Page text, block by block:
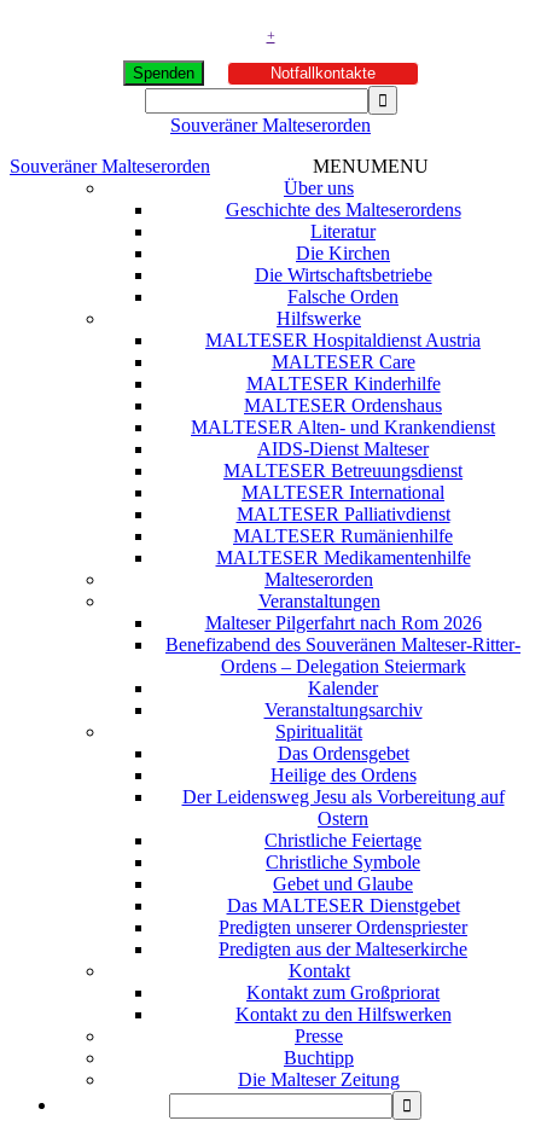
+
Spenden Notfallkontakte
Souveräner Malteserorden
Souveräner Malteserorden
MENUMENU
Über uns
Geschichte des Malteserordens
Literatur
Die Kirchen
Die Wirtschaftsbetriebe
Falsche Orden
Hilfswerke
MALTESER Hospitaldienst Austria
MALTESER Care
MALTESER Kinderhilfe
MALTESER Ordenshaus
MALTESER Alten- und Krankendienst
AIDS-Dienst Malteser
MALTESER Betreuungsdienst
MALTESER International
MALTESER Palliativdienst
MALTESER Rumänienhilfe
MALTESER Medikamentenhilfe
Malteserorden
Veranstaltungen
Malteser Pilgerfahrt nach Rom 2026
Benefizabend des Souveränen Malteser-Ritter-
Ordens – Delegation Steiermark
Kalender
Veranstaltungsarchiv
Spiritualität
Das Ordensgebet
Heilige des Ordens
Der Leidensweg Jesu als Vorbereitung auf
Ostern
Christliche Feiertage
Christliche Symbole
Gebet und Glaube
Das MALTESER Dienstgebet
Predigten unserer Ordenspriester
Predigten aus der Malteserkirche
Kontakt
Kontakt zum Großpriorat
Kontakt zu den Hilfswerken
Presse
Buchtipp
Die Malteser Zeitung